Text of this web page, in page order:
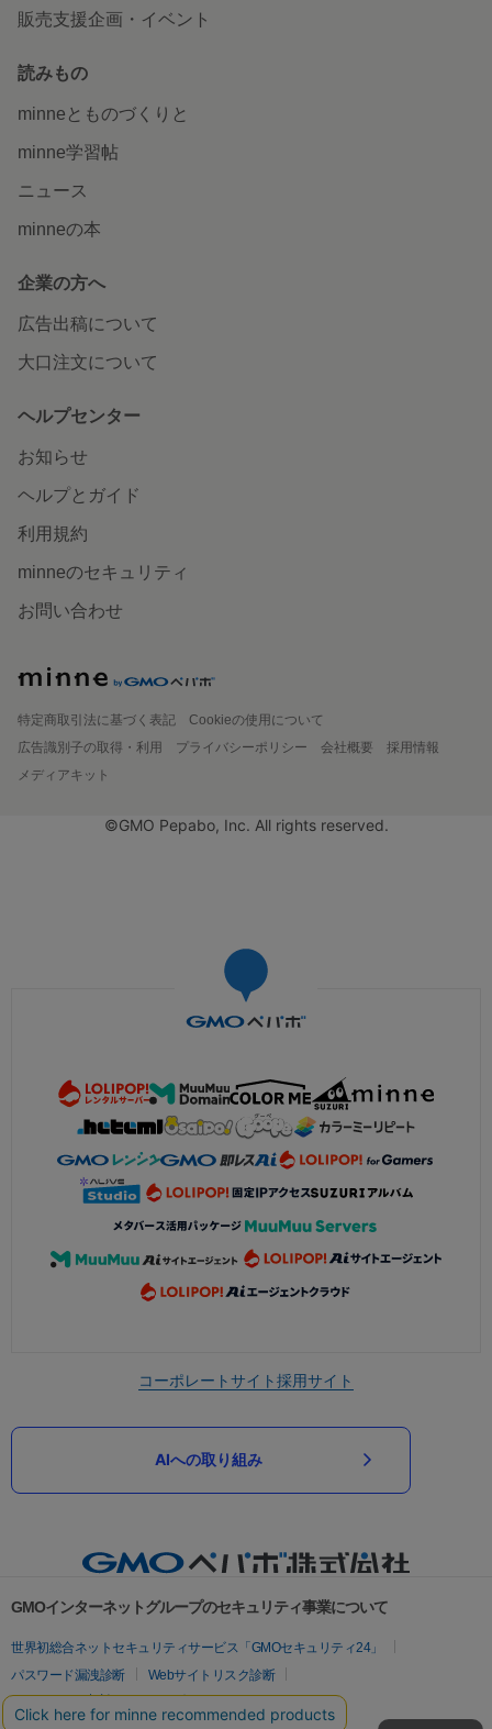
販売支援企画・イベント
読みもの
minneとものづくりと
minne学習帖
ニュース
minneの本
企業の方へ
広告出稿について
大口注文について
ヘルプセンター
お知らせ
ヘルプとガイド
利用規約
minneのセキュリティ
お問い合わせ
特定商取引法に基づく表記
Cookieの使用について
広告識別子の取得・利用
プライバシーポリシー 会社概要
採用情報
メディアキット
©GMO Pepabo, Inc. All rights reserved.
コーポレートサイト採用サイト
AIへの取り組み
GMOインターネットグループのセキュリティ事業について
世界初総合ネットセキュリティサービス「GMOセキュリティ24」
パスワード漏洩診断
Webサイトリスク診断
セキュリティ相談AIチャットボット